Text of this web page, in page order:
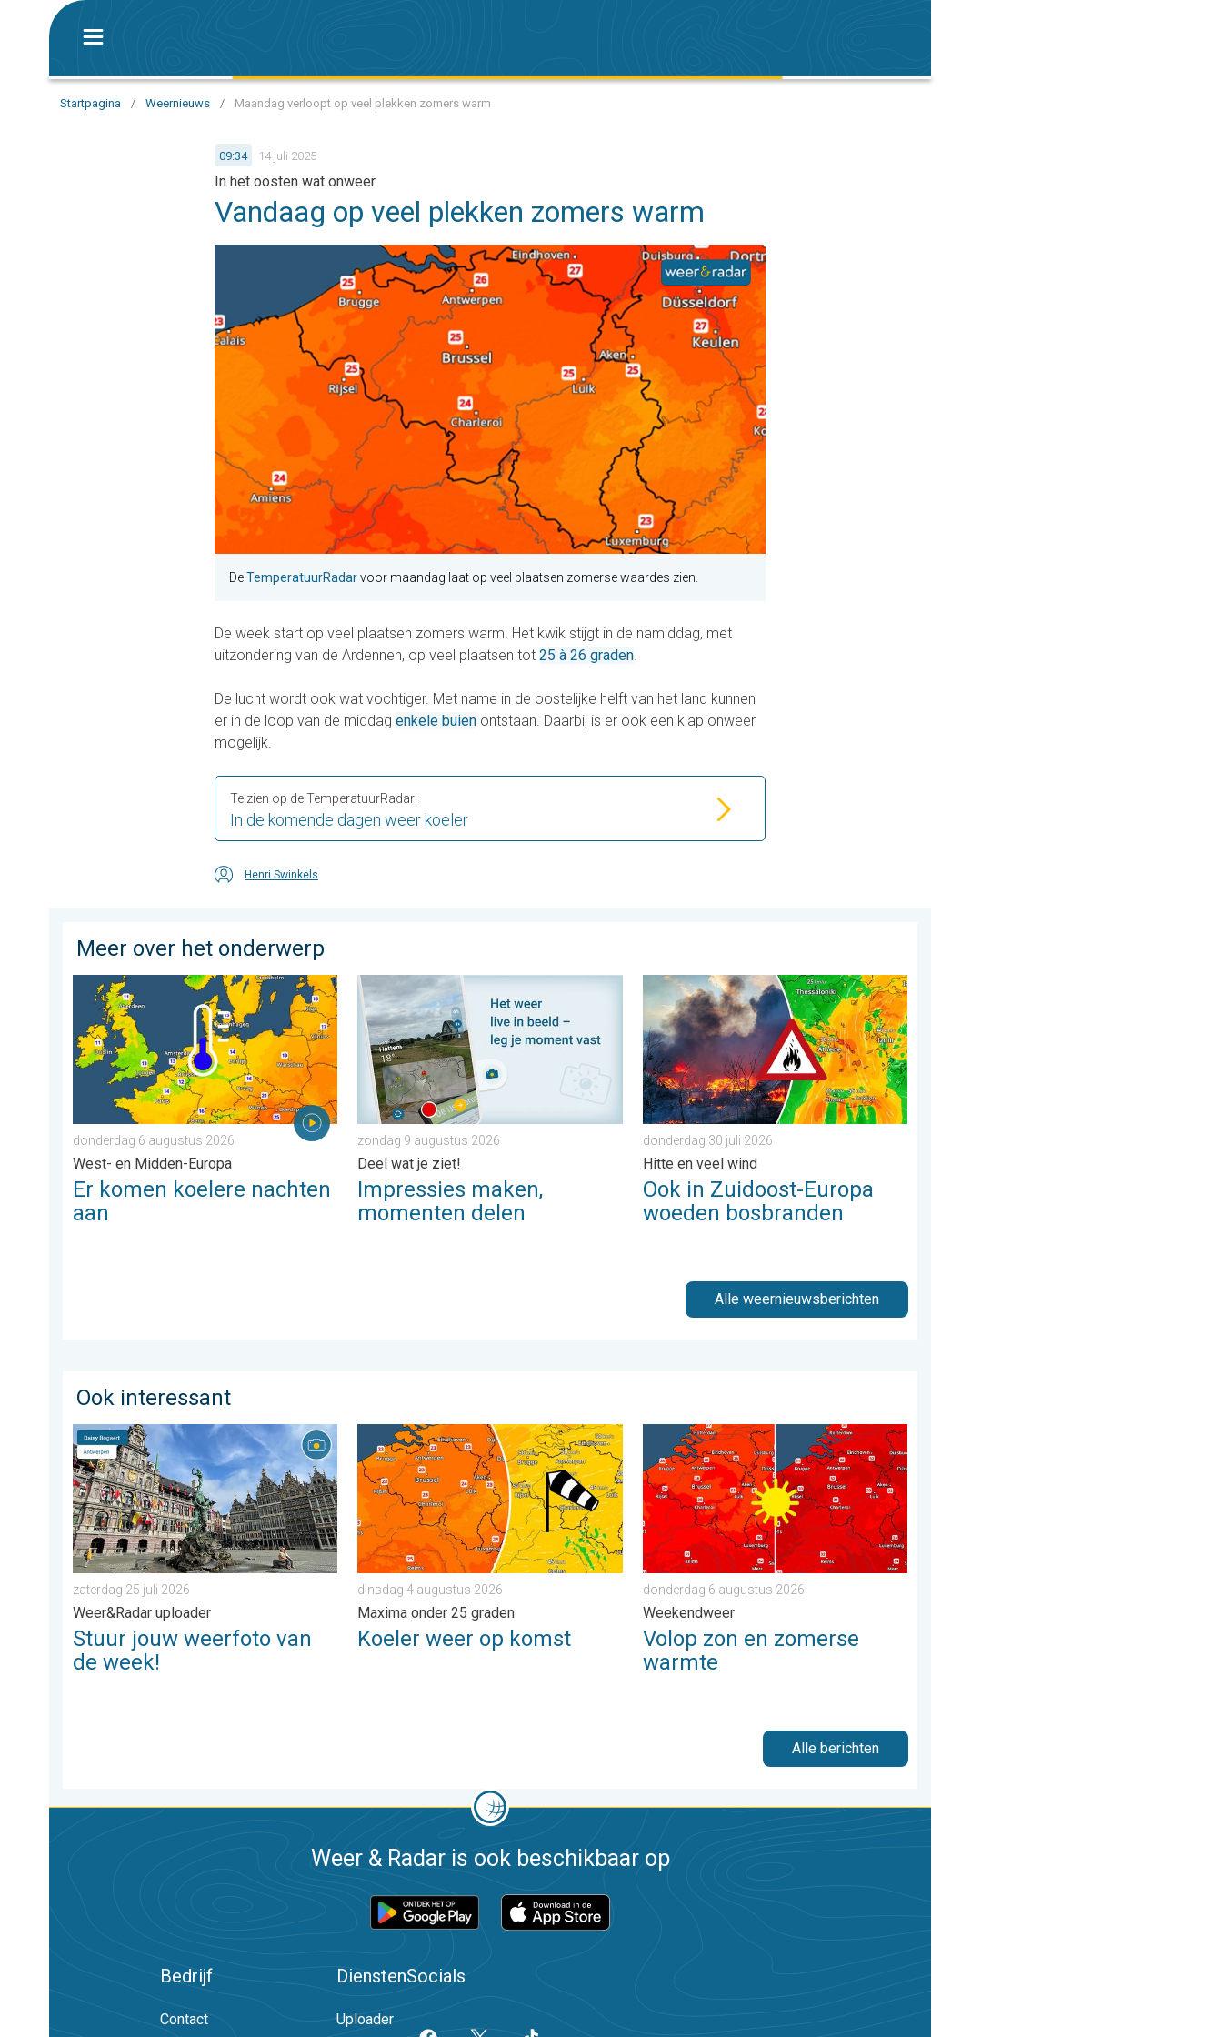
Startpagina / Weernieuws / Maandag verloopt op veel plekken zomers warm
09:34 14 juli 2025
In het oosten wat onweer
Vandaag op veel plekken zomers warm
DeTemperatuurRadarvoor maandag laat op veel plaatsen zomerse waardes zien.
De week start op veel plaatsen zomers warm. Het kwik stijgt in de namiddag, met
uitzondering van de Ardennen, op veel plaatsen tot 25 à 26 graden.
De lucht wordt ook wat vochtiger. Met name in de oostelijke helft van het land kunnen
er in de loop van de middag enkele buien ontstaan. Daarbij is er ook een klap onweer
mogelijk.
In de komende dagen weer koeler
Te zien op de TemperatuurRadar:
Henri Swinkels
Meer over het onderwerp
Er komen koelere nachten aan. West- en Midden-Europa. . . donderdag 6 augustus 2026
donderdag 6 augustus 2026
West- en Midden-Europa
Er komen koelere nachten
aan
Impressies maken, momenten delen. Deel wat je ziet!. . . zondag 9 augustus 2026
zondag 9 augustus 2026
Deel wat je ziet!
Impressies maken,
momenten delen
Ook in Zuidoost-Europa woeden bosbranden. Hitte en veel wind. . . donderdag 30 juli 2026
donderdag 30 juli 2026
Hitte en veel wind
Ook in Zuidoost-Europa
woeden bosbranden
Alle weernieuwsberichten
Ook interessant
Stuur jouw weerfoto van de week!. Weer&Radar uploader. . . zaterdag 25 juli 2026
zaterdag 25 juli 2026
Weer&Radar uploader
Stuur jouw weerfoto van
de week!
Koeler weer op komst. Maxima onder 25 graden. . . dinsdag 4 augustus 2026
dinsdag 4 augustus 2026
Maxima onder 25 graden
Koeler weer op komst
Volop zon en zomerse warmte. Weekendweer. . . donderdag 6 augustus 2026
donderdag 6 augustus 2026
Weekendweer
Volop zon en zomerse
warmte
Alle berichten
Weer & Radar is ook beschikbaar op
Bedrijf
Contact
Diensten
Uploader
Socials